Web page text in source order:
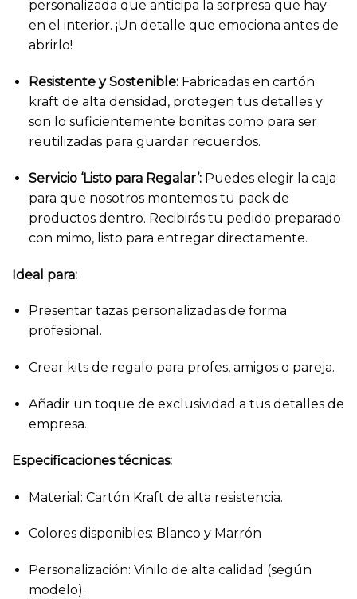
personalizada que anticipa la sorpresa que hay
en el interior. ¡Un detalle que emociona antes de
abrirlo!
Resistente y Sostenible:Fabricadas en cartón
kraft de alta densidad, protegen tus detalles y
son lo suficientemente bonitas como para ser
reutilizadas para guardar recuerdos.
Servicio ‘Listo para Regalar’:Puedes elegir la caja
para que nosotros montemos tu pack de
productos dentro. Recibirás tu pedido preparado
con mimo, listo para entregar directamente.
Ideal para:
Presentar tazas personalizadas de forma
profesional.
Crear kits de regalo para profes, amigos o pareja.
Añadir un toque de exclusividad a tus detalles de
empresa.
Especificaciones técnicas:
Material: Cartón Kraft de alta resistencia.
Colores disponibles: Blanco y Marrón
Personalización: Vinilo de alta calidad (según
modelo).